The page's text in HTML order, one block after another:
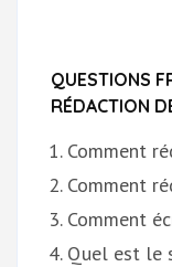
QUESTIONS
RÉDACTION
Comment
Comment
Comment
Quel est le